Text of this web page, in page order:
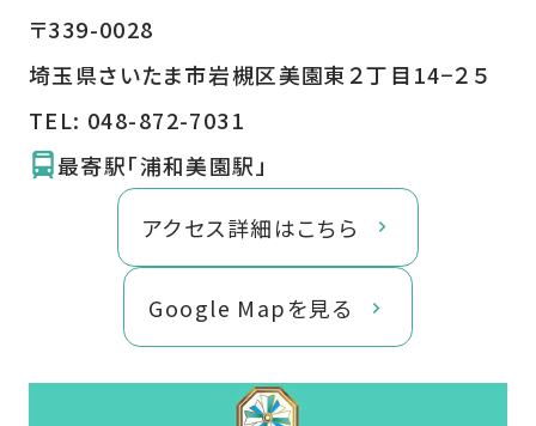
〒339-0028
埼玉県さいたま市岩槻区美園東２丁目14−２５
TEL: 048-872-7031
最寄駅「浦和美園駅」
アクセス詳細はこちら
Google Mapを見る